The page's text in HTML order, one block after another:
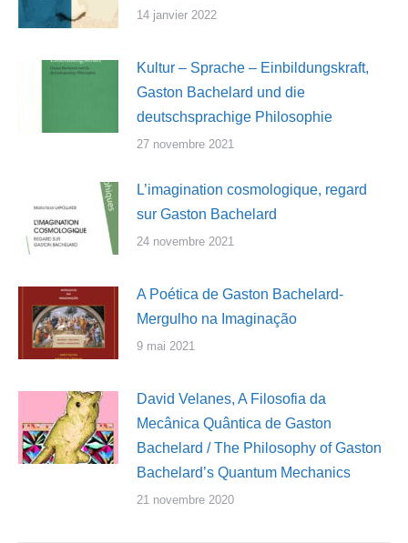
14 janvier 2022
Kultur – Sprache – Einbildungskraft,
Gaston Bachelard und die
deutschsprachige Philosophie
27 novembre 2021
L’imagination cosmologique, regard
sur Gaston Bachelard
24 novembre 2021
A Poética de Gaston Bachelard-
Mergulho na Imaginação
9 mai 2021
David Velanes, A Filosofia da
Mecânica Quântica de Gaston
Bachelard / The Philosophy of Gaston
Bachelard’s Quantum Mechanics
21 novembre 2020